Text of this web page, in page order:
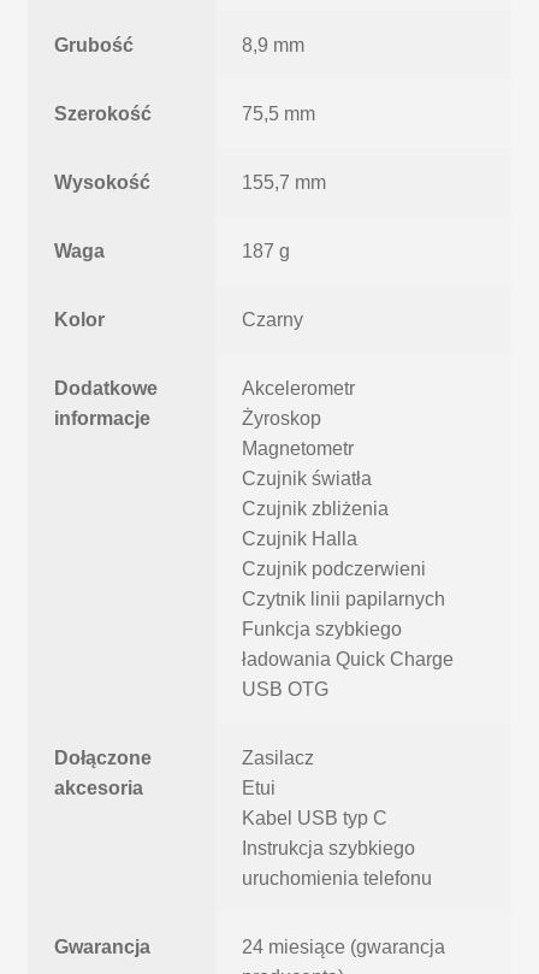
Grubość 8,9 mm
Szerokość 75,5 mm
Wysokość 155,7 mm
Waga 187 g
Kolor Czarny
Dodatkowe
informacje
Akcelerometr
Żyroskop
Magnetometr
Czujnik światła
Czujnik zbliżenia
Czujnik Halla
Czujnik podczerwieni
Czytnik linii papilarnych
Funkcja szybkiego
ładowania Quick Charge
USB OTG
Dołączone
akcesoria
Zasilacz
Etui
Kabel USB typ C
Instrukcja szybkiego
uruchomienia telefonu
Gwarancja
24 miesiące (gwarancja